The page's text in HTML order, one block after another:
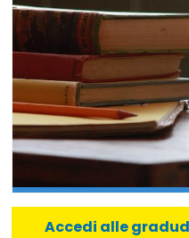
Accedi alle